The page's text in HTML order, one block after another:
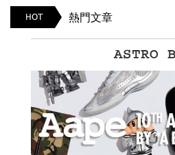
HOT 熱門文章
ASTRO